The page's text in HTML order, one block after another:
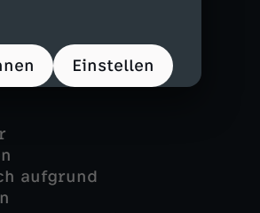
Einstellen
aufgrund